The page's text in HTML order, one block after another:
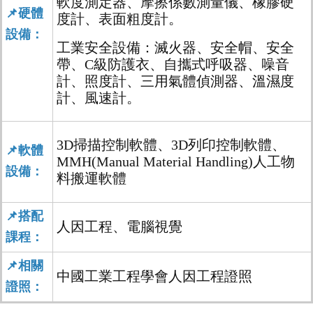
📌硬體
設備：
度計、表面粗度計。
工業安全設備： 滅火器、安全帽、安全
帶、C級防護衣、自攜式呼吸器、噪音
計、照度計、三用氣體偵測器、溫濕度
計、風速計。
📌軟體
設備：
3D掃描控制軟體、3D列印控制軟體、
MMH(Manual Material Handling)人工物
料搬運軟體
📌搭配
課程：
人因工程、 電腦視覺
📌相關
證照：
中國工業工程學會人因工程證照